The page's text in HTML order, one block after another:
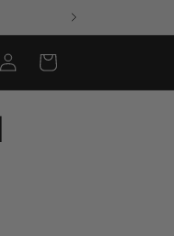
Winkelwagen